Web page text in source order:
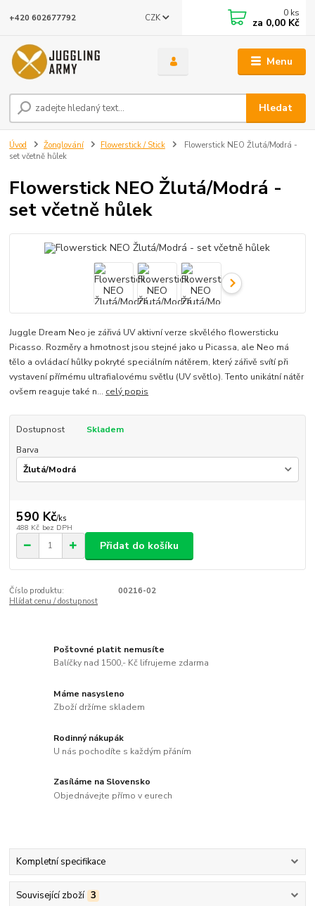
Menu
CZK
Hledat
+420 602677792 0 ks
za 0,00 Kč
Úvod Žonglování Flowerstick / Stick
Flowerstick NEO Žlutá/Modrá -
set včetně hůlek
Flowerstick NEO Žlutá/Modrá -
set včetně hůlek
Juggle Dream Neo je zářivá UV aktivní verze skvělého flowersticku
Picasso. Rozměry a hmotnost jsou stejné jako u Picassa, ale Neo má
tělo a ovládací hůlky pokryté speciálním nátěrem, který zářivě svítí při
vystavení přímému ultrafialovému světlu (UV světlo). Tento unikátní nátěr
ovšem reaguje také n... celý popis
Dostupnost
Skladem
Barva
590 Kč/ks
488 Kč bez DPH
Přidat do košíku
Číslo produktu:
00216-02
Hlídat cenu / dostupnost
Poštovné platit nemusíte
Balíčky nad 1500,- Kč lifrujeme zdarma
Máme nasysleno
Zboží držíme skladem
Rodinný nákupák
U nás pochodíte s každým přáním
Zasíláme na Slovensko
Objednávejte přímo v eurech
Kompletní specifikace
Související zboží 3